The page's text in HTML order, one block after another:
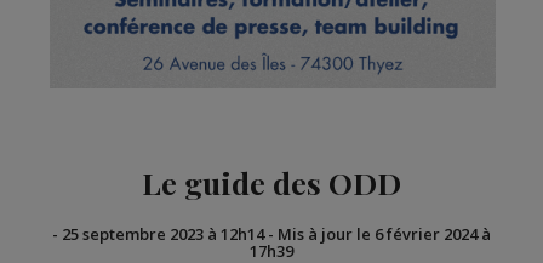
Le guide des ODD
- 25 septembre 2023 à 12h14- Mis à jour le 6 février 2024 à
17h39